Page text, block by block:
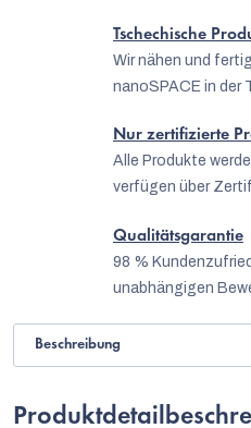
Tschechische
Wir nähen und
nanoSPACE in der
Nur zertifizierte
Alle Produkte
verfügen über
Qualitätsgarantie
98 %
unabhängigen
Beschreibung